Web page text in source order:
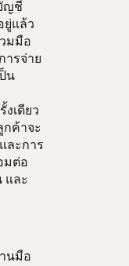
ญชี
ยู่แล้ว
มมือ
ารจ่าย
น
เดียว
กค้าจะ
ละการ
มต่อ
และ
นมือ